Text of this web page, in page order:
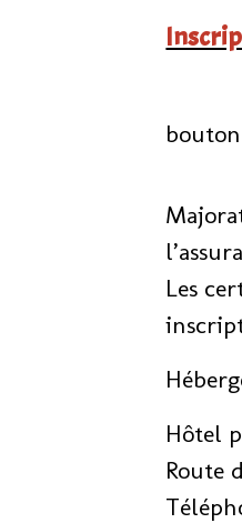
Les
bouton
Les
Hôtel
Route